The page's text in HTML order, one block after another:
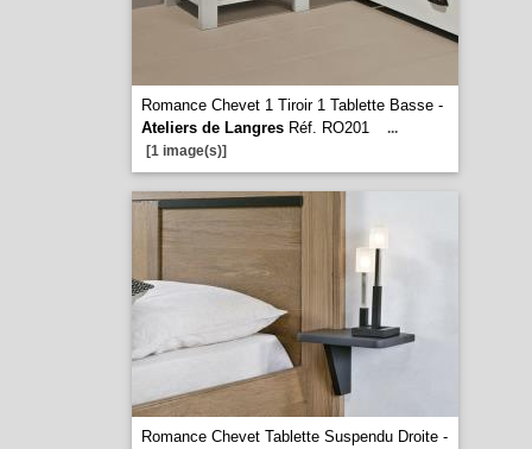
Romance Chevet 1 Tiroir 1 Tablette Basse -
Ateliers de LangresRéf. RO201
...
[1 image(s)]
Romance Chevet Tablette Suspendu Droite -